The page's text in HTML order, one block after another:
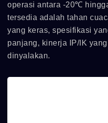
operasi antara -20℃
tersedia adalah tahan
yang keras, spesifikasi
panjang, kinerja IP/IK
dinyalakan.